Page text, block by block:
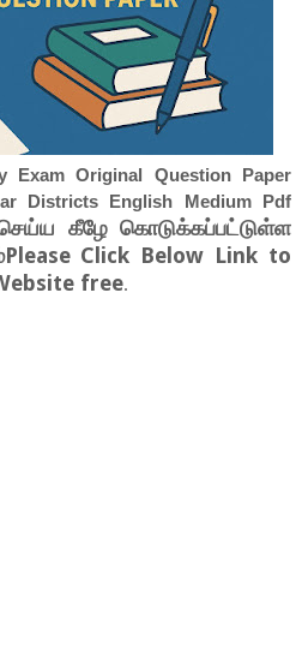
Exam Original Question Paper
Districts English Medium Pdf
கீழே கொடுக்கப்பட்டுள்ள
Click Below Link to
free.